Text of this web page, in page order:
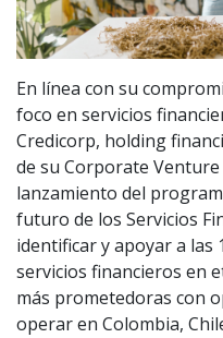
En línea con su
foco en servicios
Credicorp, holding
de su Corporate
lanzamiento del
futuro de los Servicios
identificar y apoyar a las
servicios financieros en
más prometedoras con
operar en Colombia,